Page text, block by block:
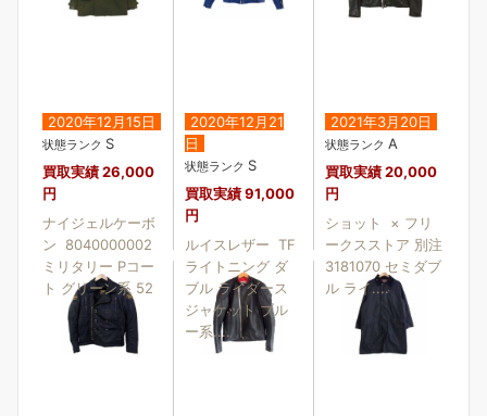
2020年12月15日
状態ランク S
買取実績26,000
円
ナイジェルケーボ
ン 8040000002
ミリタリー Pコー
ト グリーン系 52
2020年12月21
日
状態ランク S
買取実績91,000
円
ルイスレザー TF
ライトニング ダ
ブル ライダース
ジャケット ブル
ー系....
2021年3月20日
状態ランク A
買取実績20,000
円
ショット × フリ
ークスストア 別注
3181070 セミダブ
ル ライ....